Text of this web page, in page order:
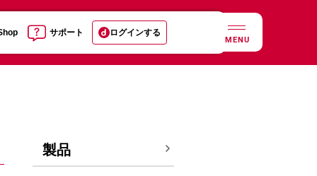
サポート ログインする
MENU
製品